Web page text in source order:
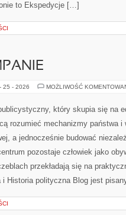
to Ekspedycje […]
25 - 2026 MOŻLIWOŚĆ
który skupia się na
rozumieć mechanizmy państwa
a jednocześnie budować
pozostaje człowiek jako
przekładają się na
i Historia polityczna Blog jest